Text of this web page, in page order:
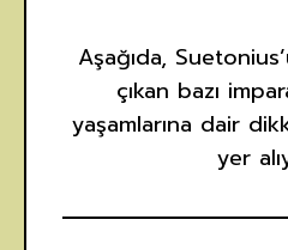
Aşağıda,
çıkan bazı
yaşamlarına dair
yer